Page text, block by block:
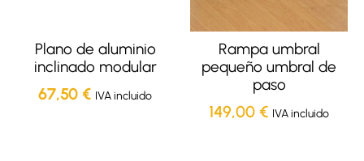
Plano de aluminio
inclinado modular
67,50 € IVA incluido
Rampa umbral
pequeño umbral de
paso
149,00 € IVA incluido